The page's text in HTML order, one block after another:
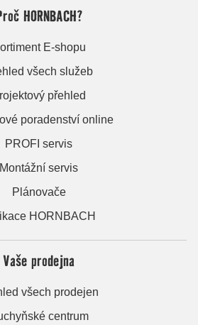
HORNBACH?
E-shopu
všech služeb
přehled
poradenství online
PROFI servis
Montážní servis
Plánovače
HORNBACH
Vaše prodejna
všech prodejen
centrum